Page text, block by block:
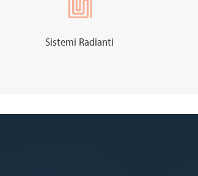
Sistemi Radianti